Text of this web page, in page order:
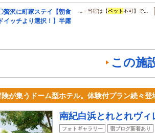
贅沢に町家ステイ【朝食
イッチより選択！】半露
…・当宿は【ペット不可】で…
この施
が集うドーム型ホテル。体験付プラン続々登
南紀白浜とれとれヴィ
フォトギャラリー 宿ブログ新着あり